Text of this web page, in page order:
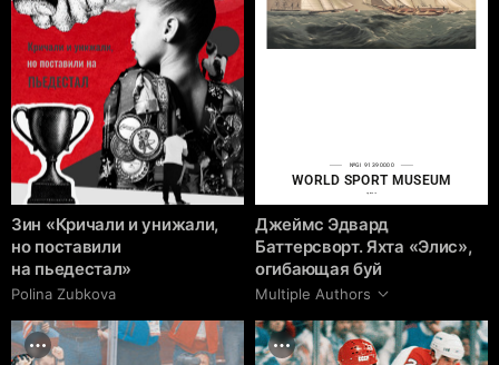
Зин «Кричали и унижали,
но поставили
на пьедестал»
Polina Zubkova
№GI 91390000
WORLD SPORT MUSEUM
Джеймс Эдвард
Баттерсворт. Яхта «Элис»,
огибающая буй
Multiple Authors